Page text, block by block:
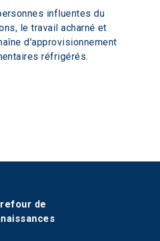
influentes du
le travail acharné et
d'approvisionnement
réfrigérés.
de